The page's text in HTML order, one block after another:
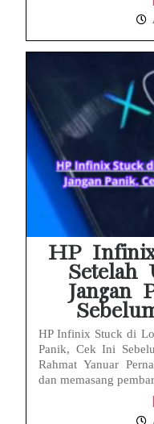
HP
Setelah
Jangan
HP Infinix Stuck di
Panik, Cek Ini
Rahmat Yanuar
dan memasang